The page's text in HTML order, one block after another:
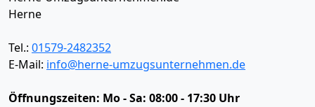
Herne
Tel.: 01579-2482352
E-Mail: info@herne-umzugsunternehmen.de
Öffnungszeiten: Mo - Sa: 08:00 - 17:30 Uhr